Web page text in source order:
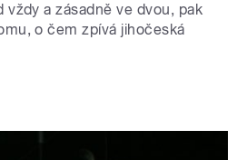
vždy a zásadně ve dvou, pak
o čem zpívá jihočeská